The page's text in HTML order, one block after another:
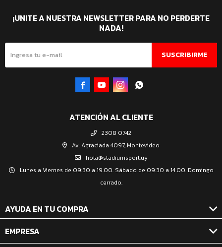
ATENCIÓN AL CLIENTE
2308 0742
Av. Agraciada 4097, Montevideo
hola@stadiumsport.uy
Lunes a Viernes de 09:30 a 19:00. Sábado de 09:30 a 14:00. Domingo
cerrado.
AYUDA EN TU COMPRA
EMPRESA
¡UNITE A NUESTRA NEWSLETTER PARA NO PERDERTE
NADA!
SUSCRIBIRME
   